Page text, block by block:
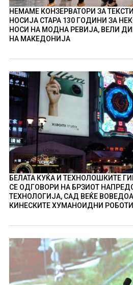
НЕМАМЕ КОНЗЕРВАТОРИ ЗА
НОСИЈА СТАРА 130 ГОДИНИ ЗА
НОСИ НА МОДНА РЕВИЈА, ВЕЛИ
НА МАКЕДОНИЈА
БЕЛАТА КУЌА И ТЕХНОЛОШКИТЕ
СЕ ОДГОВОРИ НА БРЗИОТ
ТЕХНОЛОГИЈА, САД ВЕЌЕ
КИНЕСКИТЕ ХУМАНОИДНИ РОБОТИ